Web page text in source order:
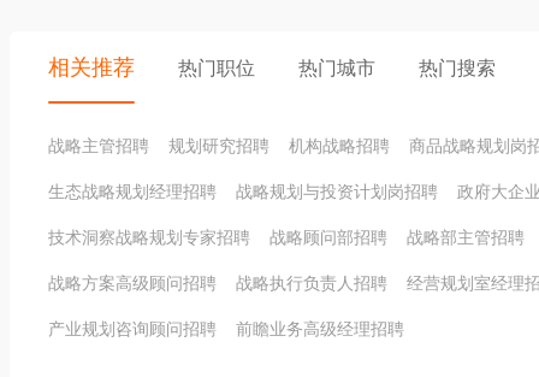
相关推荐 热门职位 热门城市 热门搜索
战略主管招聘 规划研究招聘 机构战略招聘 商品战略规划岗
生态战略规划经理招聘 战略规划与投资计划岗招聘 政府大企
技术洞察战略规划专家招聘 战略顾问部招聘 战略部主管招聘
战略方案高级顾问招聘 战略执行负责人招聘 经营规划室经理
产业规划咨询顾问招聘 前瞻业务高级经理招聘